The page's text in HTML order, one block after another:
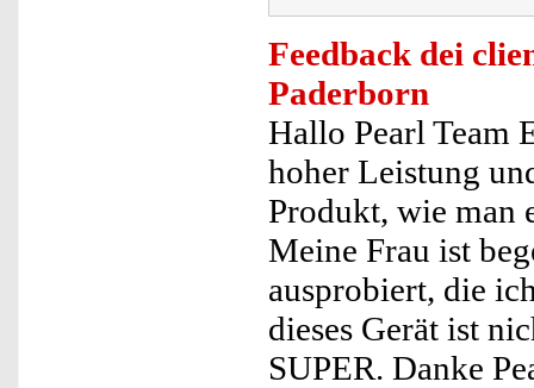
Feedback dei
Paderborn
Hallo Pearl Team
hoher Leistung
Produkt, wie man
Meine Frau ist
ausprobiert, die
dieses Gerät ist
SUPER. Danke